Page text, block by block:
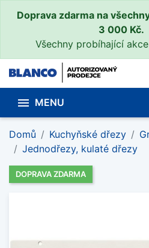
Doprava zdarma na
3 000 Kč.
Všechny probíhající akce
 MENU
Domů Kuchyňské dřezy
Jednodřezy, kulaté dřezy
DOPRAVA ZDARMA